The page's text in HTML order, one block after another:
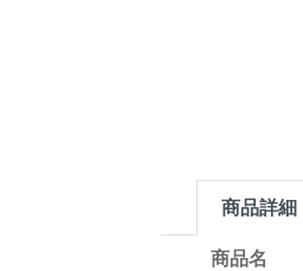
商品詳細
商品名